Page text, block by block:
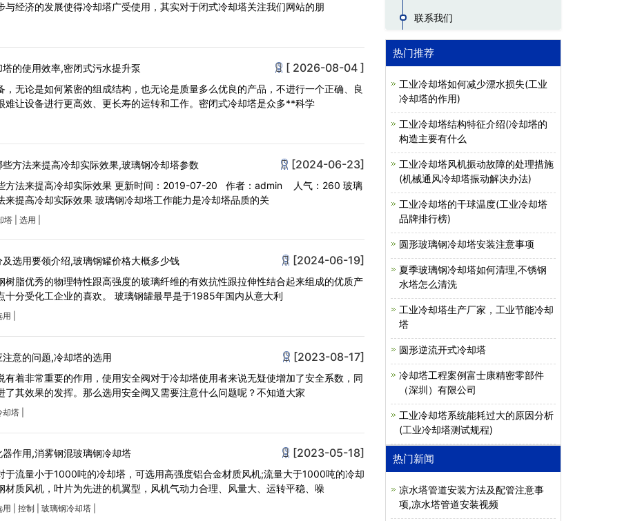
与经济的发展使得冷却塔广受使用，其实对于闭式冷却塔关注我们网站的朋
的使用效率,密闭式污水提升泵 [ 2026-08-04 ]
，无论是如何紧密的组成结构，也无论是质量多么优良的产品，不进行一个正确、良
难让设备进行更高效、更长寿的运转和工作。密闭式冷却塔是众多**科学
方法来提高冷却实际效果,玻璃钢冷却塔参数 [2024-06-23]
方法来提高冷却实际效果 更新时间：2019-07-20 作者：admin 人气：260 玻璃
钢冷却塔选用哪些方法来提高冷却实际效果 玻璃钢冷却塔工作能力是冷却塔品质的关
塔 选用
选用要领介绍,玻璃钢罐价格大概多少钱 [2024-06-19]
树脂优秀的物理特性跟高强度的玻璃纤维的有效抗性跟拉伸性结合起来组成的优质产
十分受化工企业的喜欢。 玻璃钢罐最早是于1985年国内从意大利
用
意的问题,冷却塔的选用 [2023-08-17]
有着非常重要的作用，使用安全阀对于冷却塔使用者来说无疑使增加了安全系数，同
了其效果的发挥。那么选用安全阀又需要注意什么问题呢？不知道大家
却塔
作用,消雾钢混玻璃钢冷却塔 [2023-05-18]
于流量小于1000吨的冷却塔，可选用高强度铝合金材质风机;流量大于1000吨的冷却
材质风机，叶片为先进的机翼型，风机气动力合理、风量大、运转平稳、噪
用 控制 玻璃钢冷却塔
联系我们
热门推荐
工业冷却塔如何减少漂水损失(工业
冷却塔的作用)
工业冷却塔结构特征介绍(冷却塔的
构造主要有什么
工业冷却塔风机振动故障的处理措施
(机械通风冷却塔振动解决办法)
工业冷却塔的干球温度(工业冷却塔
品牌排行榜)
圆形玻璃钢冷却塔安装注意事项
夏季玻璃钢冷却塔如何清理,不锈钢
水塔怎么清洗
工业冷却塔生产厂家，工业节能冷却
塔
圆形逆流开式冷却塔
冷却塔工程案例富士康精密零部件
（深圳）有限公司
工业冷却塔系统能耗过大的原因分析
(工业冷却塔测试规程)
热门新闻
凉水塔管道安装方法及配管注意事
项,凉水塔管道安装视频